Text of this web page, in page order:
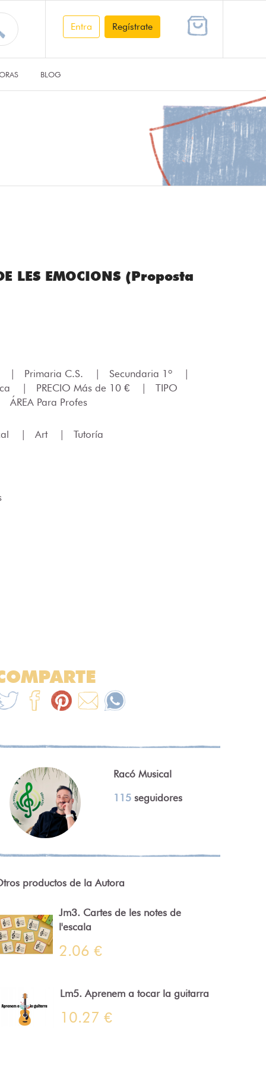
Entra Regístrate
BLOG
LES EMOCIONS (Proposta
Primaria C.S. Secundaria 1º
PRECIO Más de 10 €
TIPO
ÁREA Para Profes
Art Tutoría
Racó Musical
115 seguidores
productos de la Autora
Jm3. Cartes de les notes de
l'escala
2.06 €
Lm5. Aprenem a tocar la guitarra
10.27 €